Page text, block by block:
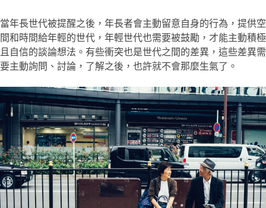
當年長世代被提醒之後，年長者會主動留意自身的行為，提供空
間和時間給年輕的世代，年輕世代也需要被鼓勵，才能主動積極
且自信的談論想法。有些衝突也是世代之間的差異，這些差異需
要主動詢問、討論，了解之後，也許就不會那麼生氣了。